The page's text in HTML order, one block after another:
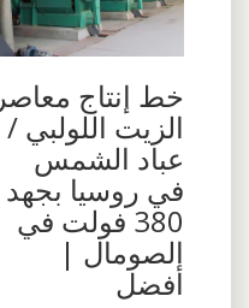
خط إنتاج معاصر
الزيت اللولبي /
عباد الشمس
في روسيا بجهد
380 فولت في
الصومال |
أفضل